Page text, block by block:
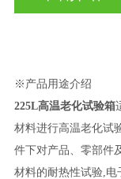
※产品用途介绍
225L高温老化试验箱
材料进行高温老化试
件下对产品、零部件
材料的耐热性试验,电